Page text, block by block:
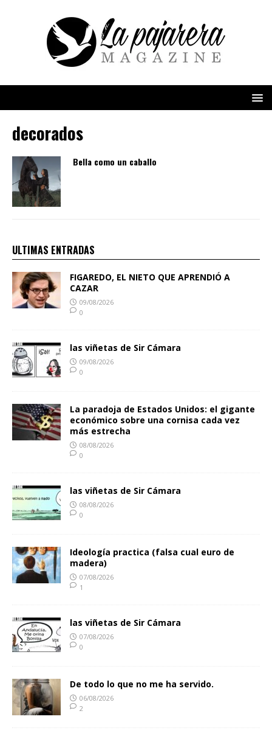
decorados
Bella como un caballo
ULTIMAS ENTRADAS
FIGAREDO, EL NIETO QUE APRENDIÓ A
CAZAR
09/08/2026
0
las viñetas de Sir Cámara
09/08/2026
0
La paradoja de Estados Unidos: el gigante
económico sobre una cornisa cada vez
más estrecha
08/08/2026
0
las viñetas de Sir Cámara
08/08/2026
0
Ideología practica (falsa cual euro de
madera)
07/08/2026
1
las viñetas de Sir Cámara
07/08/2026
0
De todo lo que no me ha servido.
06/08/2026
2